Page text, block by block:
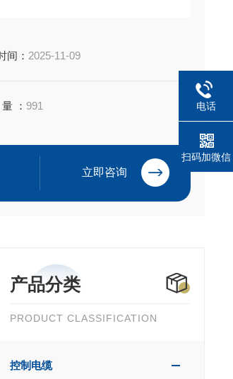
间： 2025-11-09
： 991
立即咨询
产品分类
PRODUCT CLASSIFICATION
控制电缆
电话
扫码加微信